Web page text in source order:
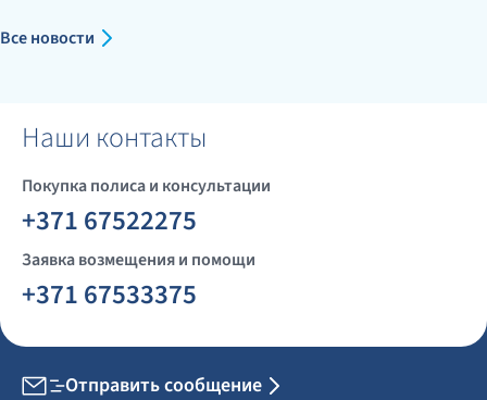
Все новости
Наши контакты
Покупка полиса и консультации
+371 67522275
Заявка возмещения и помощи
+371 67533375
Отправить сообщение